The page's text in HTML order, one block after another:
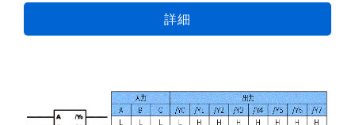
詳細